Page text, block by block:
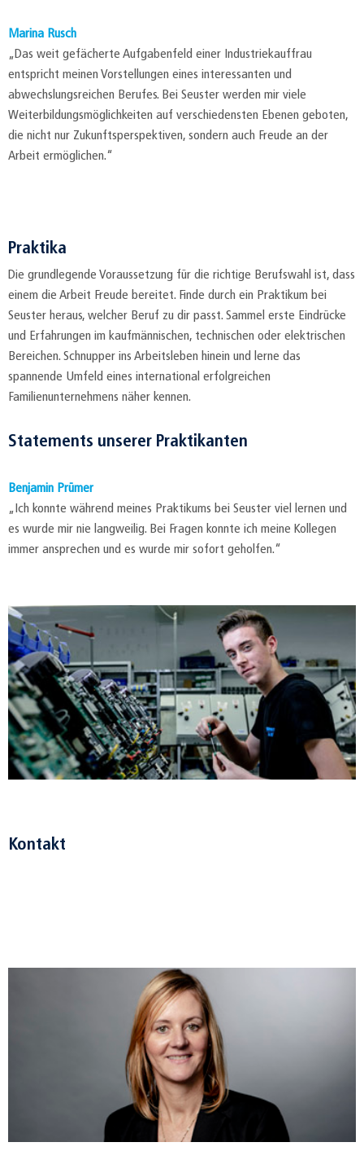
Marina Rusch
„Das weit gefächerte Aufgabenfeld einer Industriekauffrau
entspricht meinen Vorstellungen eines interessanten und
abwechslungsreichen Berufes. Bei Seuster werden mir viele
Weiterbildungsmöglichkeiten auf verschiedensten Ebenen geboten,
die nicht nur Zukunftsperspektiven, sondern auch Freude an der
Arbeit ermöglichen.“
Praktika
Die grundlegende Voraussetzung für die richtige Berufswahl ist, dass
einem die Arbeit Freude bereitet. Finde durch ein Praktikum bei
Seuster heraus, welcher Beruf zu dir passt. Sammel erste Eindrücke
und Erfahrungen im kaufmännischen, technischen oder elektrischen
Bereichen. Schnupper ins Arbeitsleben hinein und lerne das
spannende Umfeld eines international erfolgreichen
Familienunternehmens näher kennen.
Statements unserer Praktikanten
Benjamin Prümer
„Ich konnte während meines Praktikums bei Seuster viel lernen und
es wurde mir nie langweilig. Bei Fragen konnte ich meine Kollegen
immer ansprechen und es wurde mir sofort geholfen.“
Kontakt